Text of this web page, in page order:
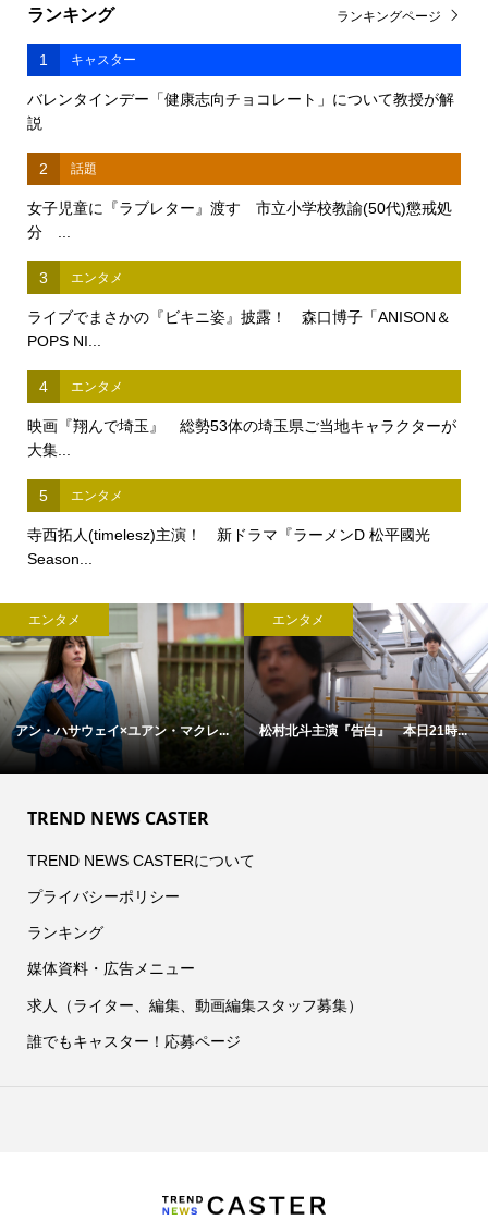
ランキング
1 キャスター
バレンタインデー「健康志向チョコレート」について教授が解
説
2 話題
女子児童に『ラブレター』渡す 市立小学校教諭(50代)懲戒処
分 ...
3 エンタメ
ライブでまさかの『ビキニ姿』披露！ 森口博子「ANISON＆
POPS NI...
4 エンタメ
映画『翔んで埼玉』 総勢53体の埼玉県ご当地キャラクターが
大集...
5 エンタメ
寺西拓人(timelesz)主演！ 新ドラマ『ラーメンD 松平國光
Season...
ランキングページ
エンタメ
アン・ハサウェイ×ユアン・マクレ...
エンタメ
松村北斗主演『告白』 本日21時...
TREND NEWS CASTER
TREND NEWS CASTERについて
プライバシーポリシー
ランキング
媒体資料・広告メニュー
求人（ライター、編集、動画編集スタッフ募集）
誰でもキャスター！応募ページ